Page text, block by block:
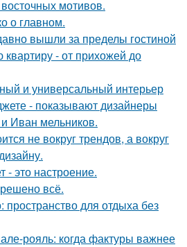
мотивов.
о главном.
вышли за пределы гостиной
- от прихожей до
и универсальный интерьер
- показывают дизайнеры
Иван мельников.
не вокруг трендов, а вокруг
- это настроение.
всё.
пространство для отдыха без
рояль: когда фактуры важнее